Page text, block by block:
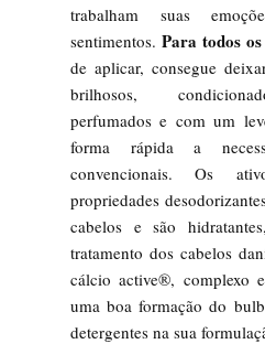
trabalham suas
sentimentos.Para todos
de aplicar, consegue
brilhosos,
perfumados e com um
forma rápida a
convencionais. Os
propriedades
cabelos e são
tratamento dos cabelos
cálcio active®, complexo
uma boa formação do
detergentes na sua